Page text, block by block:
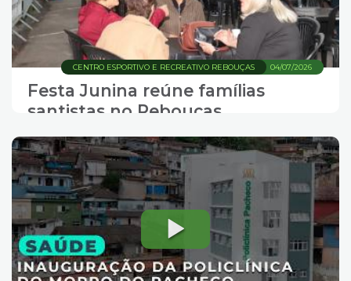
04/07/2026
CENTRO ESPORTIVO E RECREATIVO REBOUÇAS
Festa Junina reúne famílias
santistas no Rebouças